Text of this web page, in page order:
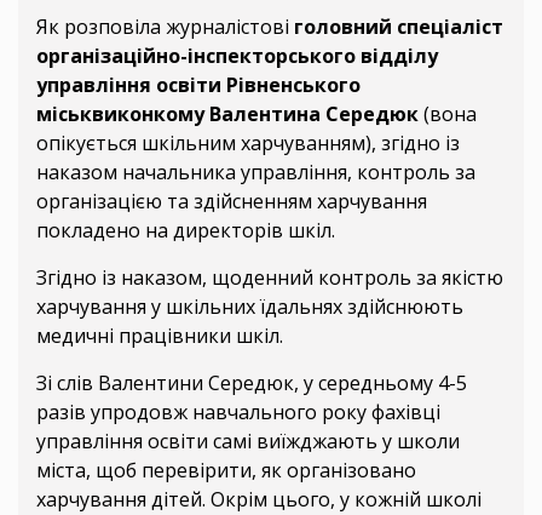
Як розповіла журналістові головний спеціаліст
організаційно-інспекторського відділу
управління освіти Рівненського
міськвиконкому Валентина Середюк(вона
опікується шкільним харчуванням), згідно із
наказом начальника управління, контроль за
організацією та здійсненням харчування
покладено на директорів шкіл.
Згідно із наказом, щоденний контроль за якістю
харчування у шкільних їдальнях здійснюють
медичні працівники шкіл.
Зі слів Валентини Середюк, у середньому 4-5
разів упродовж навчального року фахівці
управління освіти самі виїжджають у школи
міста, щоб перевірити, як організовано
харчування дітей. Окрім цього, у кожній школі